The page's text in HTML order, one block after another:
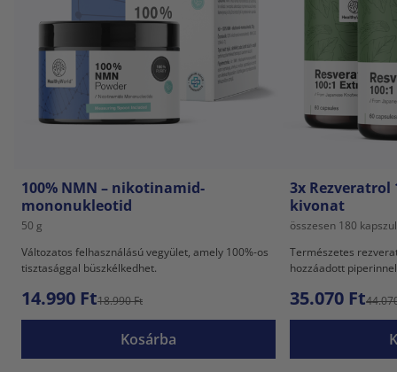
100% NMN – nikotinamid-
mononukleotid
50 g
Változatos felhasználású vegyület, amely 100%-os
tisztasággal büszkélkedhet.
14.990 Ft18.990 Ft
Kosárba
3x Rezveratrol
kivonat
összesen 180
Természetes
hozzáadott
35.070 Ft